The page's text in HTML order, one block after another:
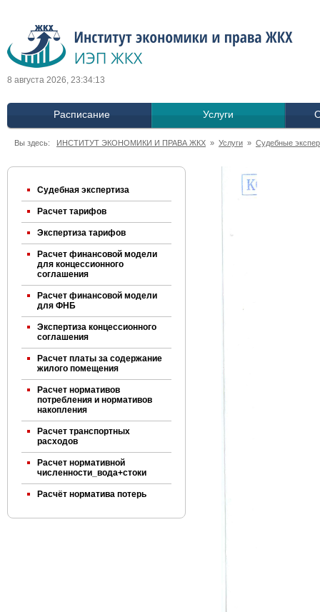
8 августа 2026, 23:34:14
Расписание Услуги
Вы здесь: ИНСТИТУТ ЭКОНОМИКИ И ПРАВА ЖКХ » Услуги » Судебные
Судебная экспертиза
Расчет тарифов
Экспертиза тарифов
Расчет финансовой модели
для концессионного
соглашения
Расчет финансовой модели
для ФНБ
Экспертиза концессионного
соглашения
Расчет платы за содержание
жилого помещения
Расчет нормативов
потребления и нормативов
накопления
Расчет транспортных
расходов
Расчет нормативной
численности_вода+стоки
Расчёт норматива потерь